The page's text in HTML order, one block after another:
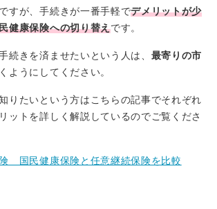
すが、手続きが一番手軽でデメリットが少
健康保険への切り替えです。
続きを済ませたいという人は、 最寄りの市
ようにしてください。
りたいという方はこちらの記事でそれぞれ
ットを詳しく解説しているのでご覧くださ
国民健康保険と任意継続保険を比較